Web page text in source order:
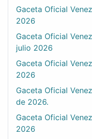
Gaceta Oficial
2026
Gaceta Oficial
julio 2026
Gaceta Oficial
2026
Gaceta Oficial
de 2026.
Gaceta Oficial
2026